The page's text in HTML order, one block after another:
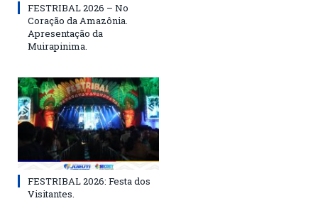
FESTRIBAL 2026 – No
Coração da Amazônia.
Apresentação da
Muirapinima.
FESTRIBAL 2026: Festa dos
Visitantes.